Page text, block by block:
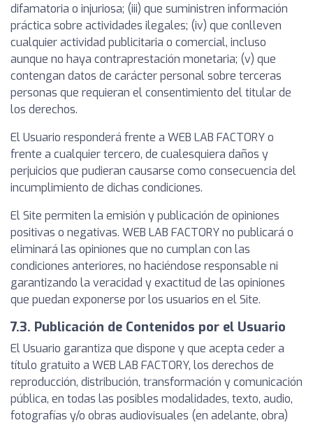
difamatoria o injuriosa; (iii) que suministren información
práctica sobre actividades ilegales; (iv) que conlleven
cualquier actividad publicitaria o comercial, incluso
aunque no haya contraprestación monetaria; (v) que
contengan datos de carácter personal sobre terceras
personas que requieran el consentimiento del titular de
los derechos.
El Usuario responderá frente a WEB LAB FACTORY o
frente a cualquier tercero, de cualesquiera daños y
perjuicios que pudieran causarse como consecuencia del
incumplimiento de dichas condiciones.
El Site permiten la emisión y publicación de opiniones
positivas o negativas. WEB LAB FACTORY no publicará o
eliminará las opiniones que no cumplan con las
condiciones anteriores, no haciéndose responsable ni
garantizando la veracidad y exactitud de las opiniones
que puedan exponerse por los usuarios en el Site.
7.3. Publicación de Contenidos por el Usuario
El Usuario garantiza que dispone y que acepta ceder a
título gratuito a WEB LAB FACTORY, los derechos de
reproducción, distribución, transformación y comunicación
pública, en todas las posibles modalidades, texto, audio,
fotografías y/o obras audiovisuales (en adelante, obra)